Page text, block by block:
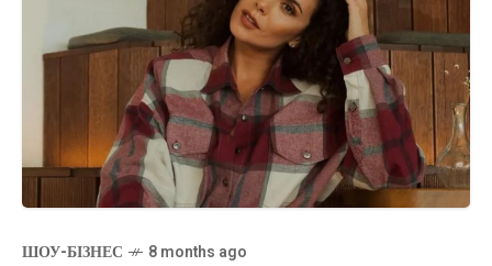
ШОУ-БІЗНЕС 8 months ago